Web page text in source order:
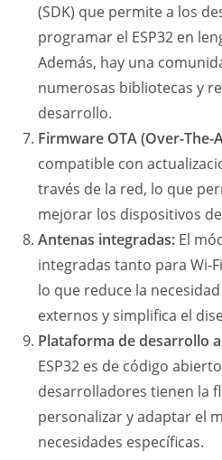
(SDK) que permite a los
programar el ESP32 en
Además, hay una
numerosas bibliotecas y
desarrollo.
Firmware OTA (Over-The-
compatible con
través de la red, lo que
mejorar los dispositivos
Antenas integradas: El
integradas tanto para Wi-
lo que reduce la
externos y simplifica el
Plataforma de desarrollo
ESP32 es de código
desarrolladores tienen la
personalizar y adaptar el
necesidades específicas.